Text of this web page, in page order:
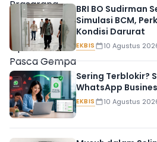
BRI BO Sudirman
Simulasi BCM,
Kondisi Darurat
EKBIS 10 Agustus
Sering Terblokir?
WhatsApp
EKBIS 10 Agustus